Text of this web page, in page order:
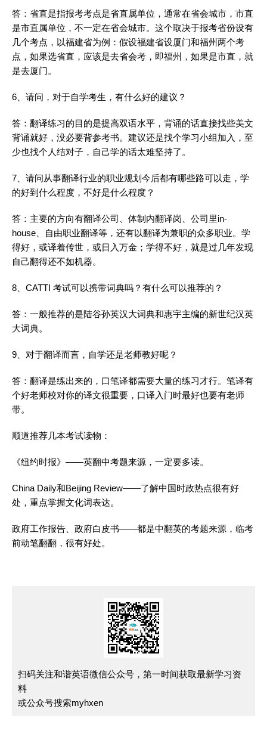
答：省直是指报考考点是省直属单位，通常在省会城市，市直
是市直属单位，不一定在省会城市。这个取决于报考省份设有
几个考点，以福建省为例：假设福建省设厦门和福州两个考
点，如果选省直，应该是去省会考，即福州，如果是市直，就
是去厦门。
6、请问，对于自学考生，有什么好的建议？
答： 翻译练习的目的是提高双语水平，背诵的话直接找些美文
背诵就好，没必要背参考书。建议还是找个学习小组加入，至
少也找个人结对子，自己学的话太难坚持了。
7、请问从事翻译行业的职业规划今后都有哪些路可以走，学
的好到什么程度，不好是什么程度？
答：主要的方向有翻译公司、体制内翻译岗、公司里in-
house、自由职业翻译等，还有以翻译为兼职的众多职业。学
得好，或译着传世，或日入万金；学得不好，就是过几年发现
自己翻得还不如机器。
8、CATTI 考试可以携带词典吗？有什么可以推荐的？
答：一般推荐的是陆谷孙英汉大词典和惠宇主编的新世纪汉英
大词典。
9、对于翻译而言，自学还是老师教好呢？
答： 翻译是练出来的，口笔译都需要大量的练习才行。笔译有
个好老师校对你的译文很重要，口译入门时最好也要有老师
带。
顺道推荐几本考试读物：
《纽约时报》——英翻中考题来源，一定要多读。
China Daily和Beijing Review——了解中国时政热点很有好
处，重点掌握文化词表达。
政府工作报告、政府白皮书——都是中翻英的考题来源，临考
前动笔翻翻，很有好处。
扫码关注和谐英语微信公众号，第一时间获取最新学习资
料
或公众号搜索myhxen